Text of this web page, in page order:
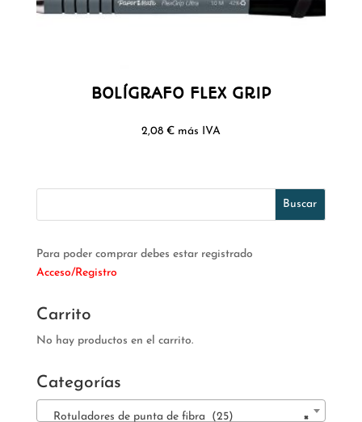
BOLÍGRAFO FLEX GRIP
2,08 € más IVA
Para poder comprar debes estar registrado
Acceso/Registro
Carrito
No hay productos en el carrito.
Categorías
×
Rotuladores de punta de fibra (25)